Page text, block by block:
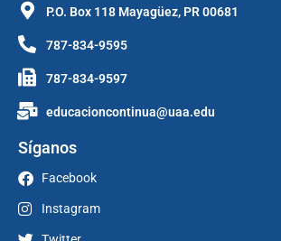
P.O. Box 118 Mayagüez, PR 00681
787-834-9595
787-834-9597
educacioncontinua@uaa.edu
Síganos
Facebook
Instagram